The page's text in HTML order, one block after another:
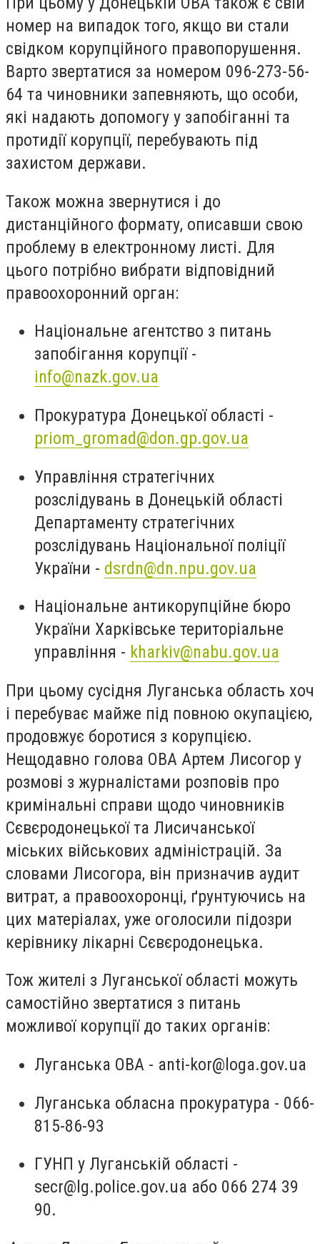
номер на випадок того, якщо ви стали
свідком корупційного правопорушення.
Варто звертатися за номером 096-273-56-
64 та чиновники запевняють, що особи,
які надають допомогу у запобіганні та
протидії корупції, перебувають під
захистом держави.
Також можна звернутися і до
дистанційного формату, описавши свою
проблему в електронному листі. Для
цього потрібно вибрати відповідний
правоохоронний орган:
Національне агентство з питань
запобігання корупції -
info@nazk.gov.ua
Прокуратура Донецької області -
priom_gromad@don.gp.gov.ua
Управління стратегічних
розслідувань в Донецькій області
Департаменту стратегічних
розслідувань Національної поліції
України - dsrdn@dn.npu.gov.ua
Національне антикорупційне бюро
України Харківське територіальне
управління - kharkiv@nabu.gov.ua
При цьому сусідня Луганська область хоч
і перебуває майже під повною окупацією,
продовжує боротися з корупцією.
Нещодавно голова ОВА Артем Лисогор у
розмові з журналістами розповів про
кримінальні справи щодо чиновників
Сєвєродонецької та Лисичанської
міських військових адміністрацій. За
словами Лисогора, він призначив аудит
витрат, а правоохоронці, ґрунтуючись на
цих матеріалах, уже оголосили підозри
керівнику лікарні Сєвєродонецька.
Тож жителі з Луганської області можуть
самостійно звертатися з питань
можливої корупції до таких органів:
Луганська ОВА - anti-kor@loga.gov.ua
Луганська обласна прокуратура - 066-
815-86-93
ГУНП у Луганській області -
secr@lg.police.gov.ua або 066 274 39
90.